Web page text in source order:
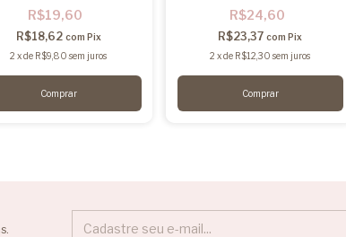
R$19,60
R$18,62 com Pix
2 xde R$9,80 sem juros
R$24,60
R$23,37 com Pix
2 xde R$12,30 sem juros